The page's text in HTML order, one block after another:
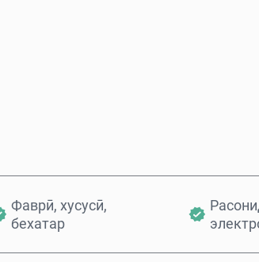
Фаврӣ, хусусӣ,
бехатар